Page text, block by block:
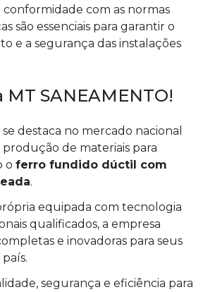
com as normas
são essenciais para garantir o
e a segurança das instalações
SANEAMENTO!
destaca no mercado nacional
de materiais para
o ferro fundido dúctil com
.
equipada com tecnologia
qualificados, a empresa
e inovadoras para seus
segurança e eficiência para